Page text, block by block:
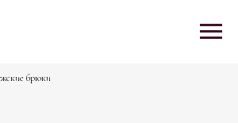
брюки